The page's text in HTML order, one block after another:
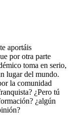
aportáis
por otra parte
toma en serio,
lugar del mundo.
la comunidad
¿Pero tú
¿algún